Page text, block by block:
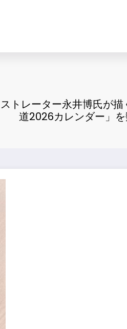
トレーター永井博氏が
道2026カレンダー」